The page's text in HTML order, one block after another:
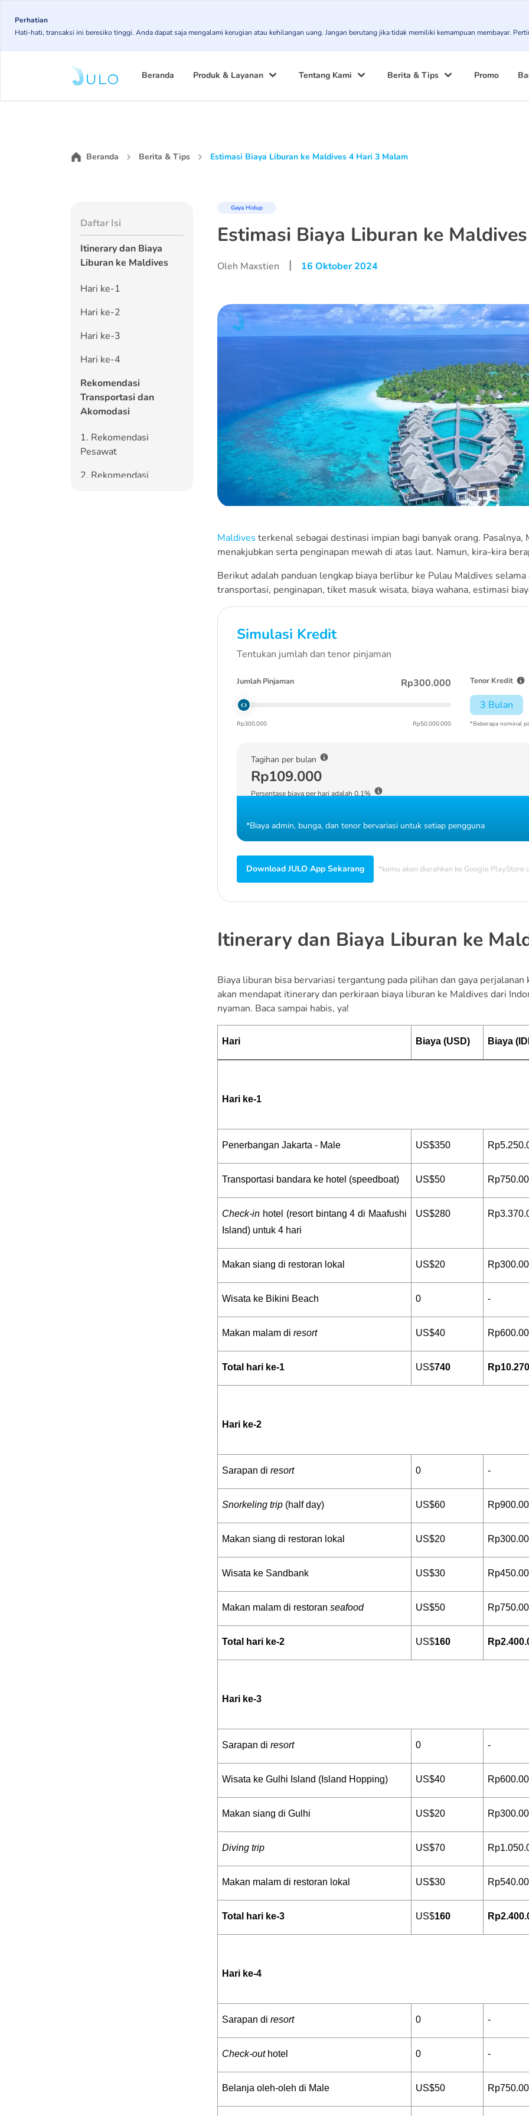
SkipPerhatian
Hati-hati, transaksi ini beresiko tinggi. Anda dapat saja mengalami kerugian atau kehilangan uang. Jangan berutang jika tidak memiliki kemampuan membayar.
Main
Beranda Produk & Layanan Tentang Kami Berita & Tips Promo
Beranda Berita & Tips Estimasi Biaya Liburan ke Maldives 4 Hari 3 Malam
Daftar Isi
Itinerary dan Biaya
Liburan ke Maldives
Hari ke-1
Hari ke-2
Hari ke-3
Hari ke-4
Rekomendasi
Transportasi dan
Akomodasi
1. Rekomendasi
Pesawat
2. Rekomendasi
Gaya Hidup
Estimasi Biaya Liburan ke
Oleh Maxstien | 16 Oktober 2024
Maldives terkenal sebagai destinasi impian bagi banyak orang.
menakjubkan serta penginapan mewah di atas laut. Namun, kira-kira
Berikut adalah panduan lengkap biaya berlibur ke Pulau Maldives
transportasi, penginapan, tiket masuk wisata, biaya wahana, estimasi
Simulasi Kredit
Tentukan jumlah dan tenor pinjaman
Jumlah Pinjaman Rp300.000
Rp300.000 Rp50.000.000
Tenor Kredit
3 Bulan
*Beberapa nominal
Tagihan per bulan
Rp109.000
Persentase biaya per hari adalah 0.1%
*Biaya admin, bunga, dan tenor bervariasi untuk setiap pengguna
Download JULO App Sekarang *kamu akan diarahkan ke Google PlayStore
Itinerary dan Biaya Liburan ke
Biaya liburan bisa bervariasi tergantung pada pilihan dan gaya
akan mendapat itinerary dan perkiraan biaya liburan ke Maldives dari
nyaman. Baca sampai habis, ya!
Hari Biaya (USD) Biaya
Hari ke-1
Penerbangan Jakarta - Male US$350
Transportasi bandara ke hotel (speedboat) US$50
Check-in hotel (resort bintang 4 di Maafushi
Island) untuk 4 hari
US$280
Makan siang di restoran lokal US$20
Wisata ke Bikini Beach 0 -
Makan malam di resort US$40
Total hari ke-1 US$740
Hari ke-2
Sarapan di resort 0 -
Snorkeling trip (half day) US$60
Makan siang di restoran lokal US$20
Wisata ke Sandbank US$30
Makan malam di restoran seafood US$50
Total hari ke-2 US$160
Hari ke-3
Sarapan di resort 0 -
Wisata ke Gulhi Island (Island Hopping) US$40
Makan siang di Gulhi US$20
Diving trip US$70
Makan malam di restoran lokal US$30
Total hari ke-3 US$160
Hari ke-4
Sarapan di resort 0 -
Check-out hotel 0 -
Belanja oleh-oleh di Male US$50